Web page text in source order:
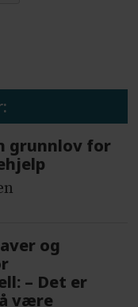
grunnlov for
og
– Det er
være